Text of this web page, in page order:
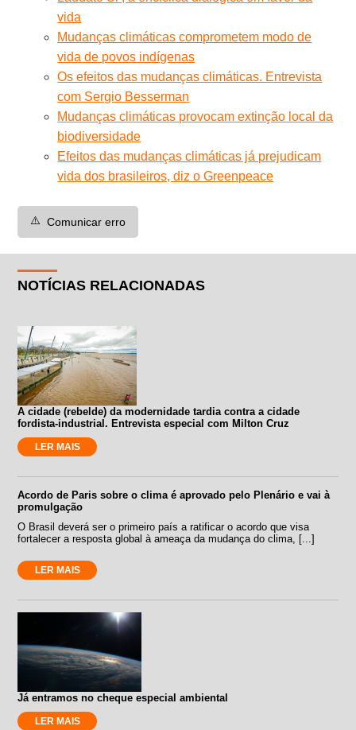
vida
Mudanças climáticas comprometem modo de
vida de povos indígenas
Os efeitos das mudanças climáticas. Entrevista
com Sergio Besserman
Mudanças climáticas provocam extinção local da
biodiversidade
Efeitos das mudanças climáticas já prejudicam
vida dos brasileiros, diz o Greenpeace
⚠️ Comunicar erro
NOTÍCIAS RELACIONADAS
A cidade (rebelde) da modernidade tardia contra a cidade
fordista-industrial. Entrevista especial com Milton Cruz
LER MAIS
Acordo de Paris sobre o clima é aprovado pelo Plenário e vai à
promulgação
O Brasil deverá ser o primeiro país a ratificar o acordo que visa
fortalecer a resposta global à ameaça da mudança do clima, [...]
LER MAIS
Já entramos no cheque especial ambiental
LER MAIS